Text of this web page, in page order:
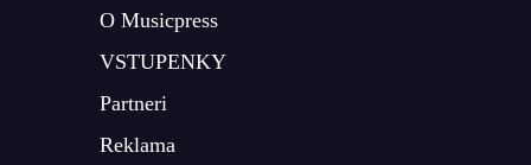
O Musicpress
VSTUPENKY
Partneri
Reklama